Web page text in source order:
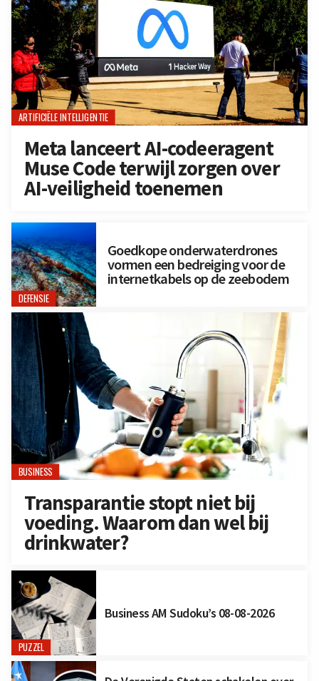
ARTIFICIËLE INTELLIGENTIE
Meta lanceert AI-codeeragent
Muse Code terwijl zorgen over
AI-veiligheid toenemen
DEFENSIE
Goedkope onderwaterdrones
vormen een bedreiging voor de
internetkabels op de zeebodem
BUSINESS
Transparantie stopt niet bij
voeding. Waarom dan wel bij
drinkwater?
PUZZEL
Business AM Sudoku’s 08-08-2026